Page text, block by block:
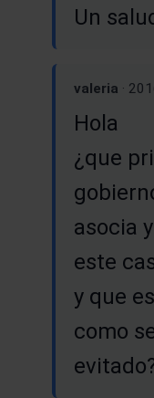
Un
valeria ·
Hola
¿que
asocia
este
y que
como